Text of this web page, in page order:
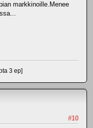
markkinoille.Menee
3 ep]
#10